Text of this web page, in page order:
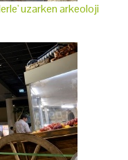
uzarken arkeoloji